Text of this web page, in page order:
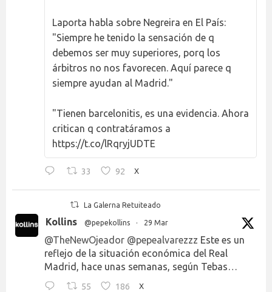
Laporta habla sobre Negreira en El País:
"Siempre he tenido la sensación de q
debemos ser muy superiores, porq los
árbitros no nos favorecen. Aquí parece q
siempre ayudan al Madrid."
"Tienen barcelonitis, es una evidencia. Ahora
critican q contratáramos a
https://t.co/lRqryjUDTE
33 92 X
La Galerna Retuiteado
Kollins @pepekollins · 29 Mar
@TheNewOjeador @pepealvarezzz Este es un
reflejo de la situación económica del Real
Madrid, hace unas semanas, según Tebas…
55 186 X